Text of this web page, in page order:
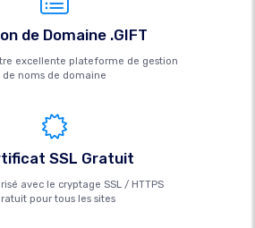
de Domaine .GIFT
excellente plateforme de gestion
de noms de domaine
SSL Gratuit
avec le cryptage SSL / HTTPS
pour tous les sites